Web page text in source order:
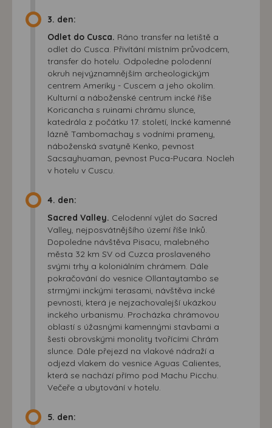
3. den:
Odlet do Cusca. Ráno transfer na letiště a
odlet do Cusca. Přivítání místním průvodcem,
transfer do hotelu. Odpoledne polodenní
okruh nejvýznamnějším archeologickým
centrem Ameriky - Cuscem a jeho okolím.
Kulturní a náboženské centrum incké říše
Koricancha s ruinami chrámu slunce,
katedrála z počátku 17. století, Incké kamenné
lázně Tambomachay s vodními prameny,
náboženská svatyně Kenko, pevnost
Sacsayhuaman, pevnost Puca-Pucara. Nocleh
v hotelu v Cuscu.
4. den:
Sacred Valley. Celodenní výlet do Sacred
Valley, nejposvátnějšího území říše Inků.
Dopoledne návštěva Pisacu, malebného
města 32 km SV od Cuzca proslaveného
svými trhy a koloniálním chrámem. Dále
pokračování do vesnice Ollantaytambo se
strmými inckými terasami, návštěva incké
pevnosti, která je nejzachovalejší ukázkou
inckého urbanismu. Procházka chrámovou
oblastí s úžasnými kamennými stavbami a
šesti obrovskými monolity tvořícími Chrám
slunce. Dále přejezd na vlakové nádraží a
odjezd vlakem do vesnice Aguas Calientes,
která se nachází přímo pod Machu Picchu.
Večeře a ubytování v hotelu.
5. den: